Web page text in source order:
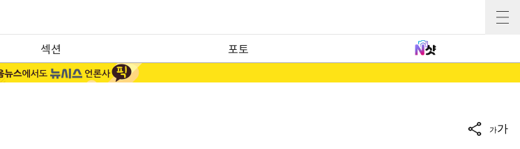
섹션 포토
가가